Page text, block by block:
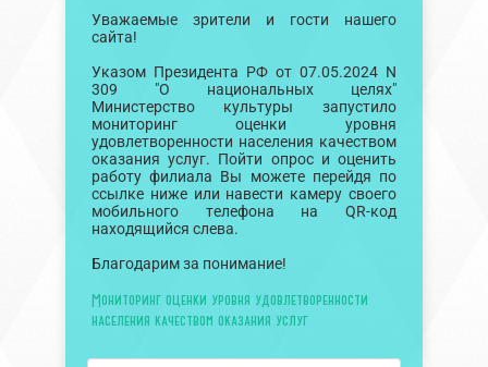
Уважаемые зрители и гости нашего
сайта!
Указом Президента РФ от 07.05.2024 N
309 "О национальных целях"
Министерство культуры запустило
мониторинг оценки уровня
удовлетворенности населения качеством
оказания услуг. Пойти опрос и оценить
работу филиала Вы можете перейдя по
ссылке ниже или навести камеру своего
мобильного телефона на QR-код
находящийся слева.
Благодарим за понимание!
Мониторинг оценки уровня удовлетворенности
населения качеством оказания услуг